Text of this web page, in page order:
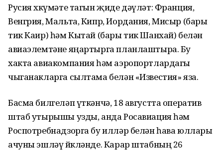
Русия хөкүмәте тагын җиде дәүләт: Франция,
Венгрия, Мальта, Кипр, Иордания, Мисыр (бары
тик Каир) һәм Кытай (бары тик Шанхай) белән
авиаэлемтәне яңартырга планлаштыра. Бу
хакта авиакомпания һәм аэропортлардагы
чыганакларга сылтама белән «Известия» яза.
Басма билгеләп үткәнчә, 18 августта оператив
штаб утырышы узды, анда Росавиация һәм
Роспотребнадзорга бу илләр белән һава юллары
ачуны эшләү йөкләнде. Карар штабның 26